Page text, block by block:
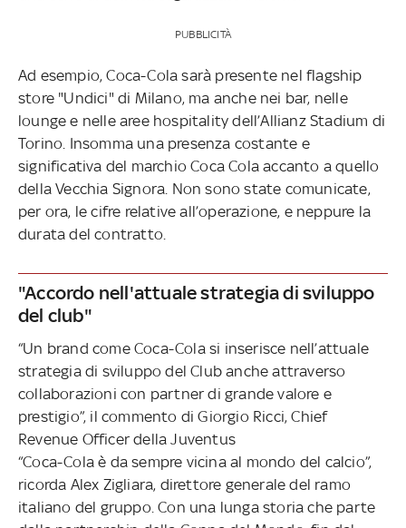
PUBBLICITÀ
Ad esempio, Coca-Cola sarà presente nel flagship
store "Undici" di Milano, ma anche nei bar, nelle
lounge e nelle aree hospitality dell’Allianz Stadium di
Torino. Insomma una presenza costante e
significativa del marchio Coca Cola accanto a quello
della Vecchia Signora. Non sono state comunicate,
per ora, le cifre relative all’operazione, e neppure la
durata del contratto.
"Accordo nell'attuale strategia di sviluppo
del club"
“Un brand come Coca-Cola si inserisce nell’attuale
strategia di sviluppo del Club anche attraverso
collaborazioni con partner di grande valore e
prestigio”, il commento di Giorgio Ricci, Chief
Revenue Officer della Juventus
“Coca-Cola è da sempre vicina al mondo del calcio”,
ricorda Alex Zigliara, direttore generale del ramo
italiano del gruppo. Con una lunga storia che parte